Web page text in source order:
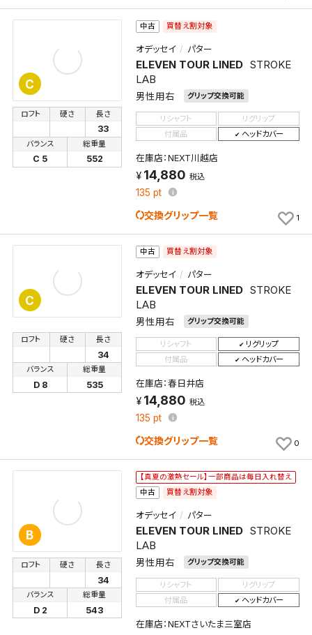
C
中古 買替え割対象
オデッセイ パター
ELEVEN TOUR LINED STROKE
LAB
男性用右 グリップ交換可能
ロフト 硬さ 長さ
33
バランス
C 5
総重量
552
リシャフト
リグリップ
付属品
ヘッドカバー
在庫店：NEXT川越店
14,880 税込
135 pt
交換グリップ一覧 1
C
中古 買替え割対象
オデッセイ パター
ELEVEN TOUR LINED STROKE
LAB
男性用右 グリップ交換可能
ロフト 硬さ 長さ
34
バランス
D 8
総重量
535
リシャフト
リグリップ
付属品
ヘッドカバー
在庫店：春日井店
14,880 税込
135 pt
交換グリップ一覧 0
B
【真夏の激熱セール】一部商品は毎日入れ替え
中古
買替え割対象
オデッセイ パター
ELEVEN TOUR LINED STROKE
LAB
男性用右 グリップ交換可能
ロフト 硬さ 長さ
34
バランス
D 2
総重量
543
リシャフト
リグリップ
付属品
ヘッドカバー
在庫店：NEXTさいたま三室店